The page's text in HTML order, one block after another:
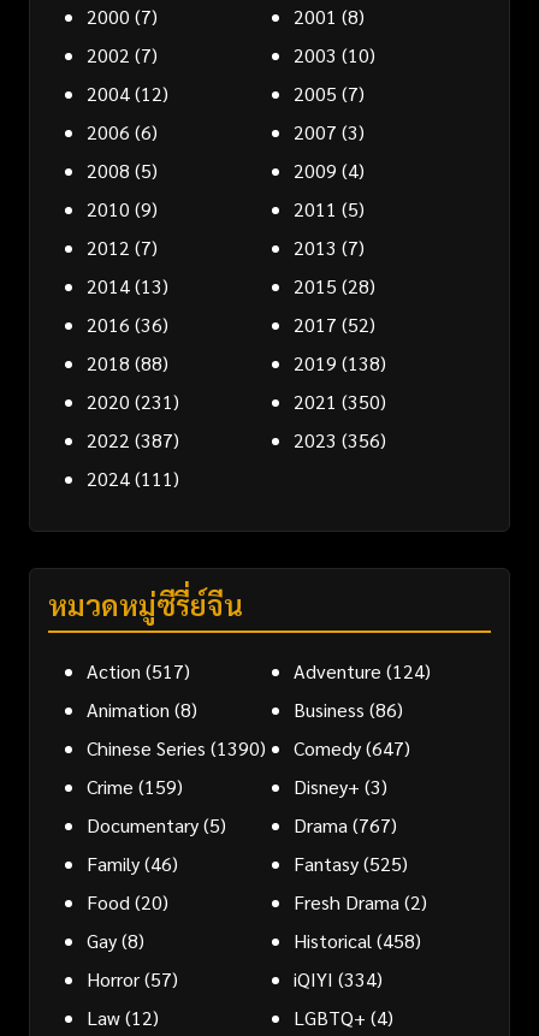
2000 (7) 2001 (8)
2002 (7) 2003 (10)
2004(12) 2005 (7)
2006 (6) 2007 (3)
2008 (5) 2009 (4)
2010 (9) 2011 (5)
2012 (7) 2013 (7)
2014(13) 2015 (28)
2016 (36) 2017 (52)
2018 (88) 2019 (138)
2020 (231) 2021 (350)
2022 (387) 2023 (356)
2024(111)
หมวดหมู่ซีรี่ย์จีน
Action (517) Adventure (124)
Animation (8) Business (86)
Chinese Series (1390) Comedy(647)
Crime (159) Disney+ (3)
Documentary(5) Drama(767)
Family(46) Fantasy(525)
Food(20) Fresh Drama(2)
Gay(8) Historical(458)
Horror(57) iQIYI (334)
Law(12) LGBTQ+ (4)